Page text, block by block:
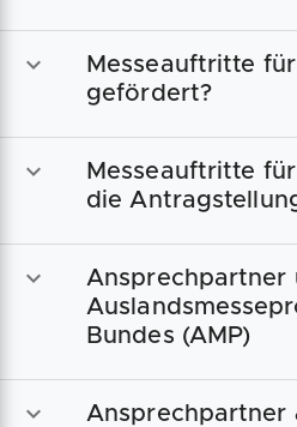
Messeauftritte
gefördert?
Messeauftritte
die
Ansprechpartner
Bundes (AMP)
Ansprechpartner